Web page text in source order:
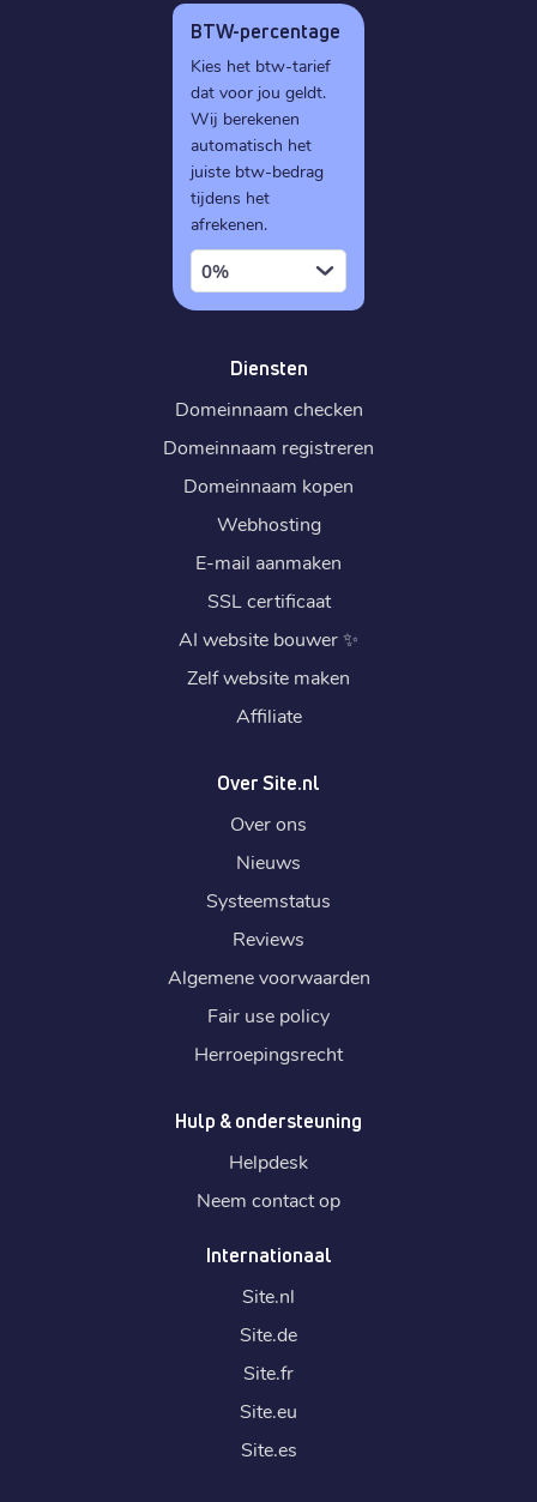
BTW-percentage
Kies het btw-tarief
dat voor jou geldt.
Wij berekenen
automatisch het
juiste btw-bedrag
tijdens het
afrekenen.
0%
Diensten
Domeinnaam checken
Domeinnaam registreren
Domeinnaam kopen
Webhosting
E-mail aanmaken
SSL certificaat
AI website bouwer✨
Zelf website maken
Affiliate
Over Site.nl
Over ons
Nieuws
Systeemstatus
Reviews
Algemene voorwaarden
Fair use policy
Herroepingsrecht
Hulp & ondersteuning
Helpdesk
Neem contact op
Internationaal
Site.nl
Site.de
Site.fr
Site.eu
Site.es